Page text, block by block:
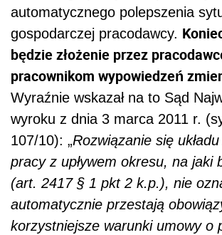
automatycznego polepszenia
gospodarczej pracodawcy.
będzie złożenie przez
pracownikom wypowiedzeń
Wyraźnie wskazał na to Sąd
wyroku z dnia 3 marca 2011 r.
107/10): „Rozwiązanie się
pracy z upływem okresu, na jaki
(art. 2417 § 1 pkt 2 k.p.), nie
automatycznie przestają
korzystniejsze warunki umowy o